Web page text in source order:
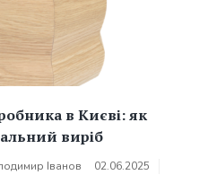
в Києві: як
виріб
Іванов
02.06.2025